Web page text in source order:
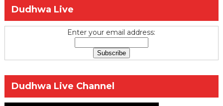
Dudhwa Live
Enter your email address:
Dudhwa Live Channel